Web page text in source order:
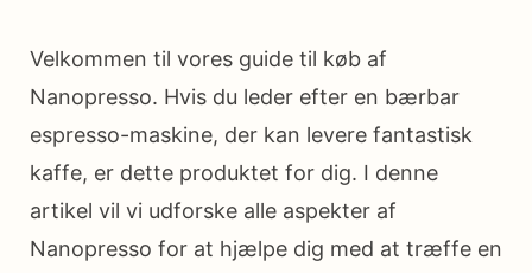
Velkommen til vores guide til køb af
Nanopresso. Hvis du leder efter en bærbar
espresso-maskine, der kan levere fantastisk
kaffe, er dette produktet for dig. I denne
artikel vil vi udforske alle aspekter af
Nanopresso for at hjælpe dig med at træffe en